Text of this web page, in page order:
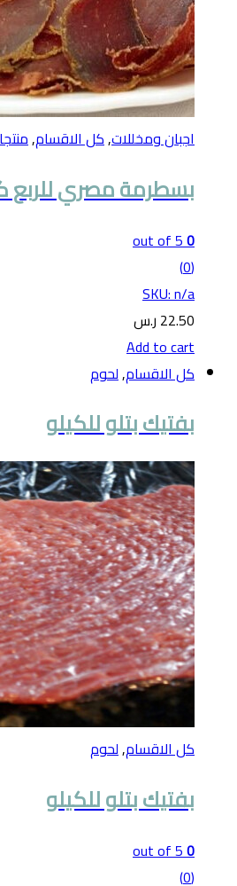
اجبان ومخللات,كل الاقسام,
بسطرمة مصري للربع
0
out of 5
(0)
SKU: n/a
22.50 ر.س
Add to cart
كل الاقسام,لحوم
بفتيك بتلو للكيلو
كل الاقسام,لحوم
بفتيك بتلو للكيلو
0
out of 5
(0)